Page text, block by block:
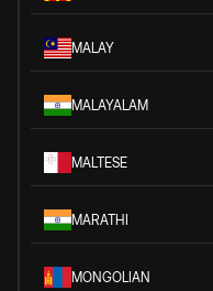
MALAY
MALAYALAM
MALTESE
MARATHI
MONGOLIAN